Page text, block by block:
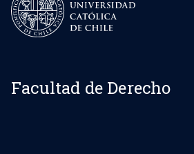
Facultad de Derecho